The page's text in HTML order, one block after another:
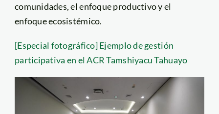
comunidades, el enfoque productivo y el
enfoque ecosistémico.
[Especial fotográfico] Ejemplo de gestión
participativa en el ACR Tamshiyacu Tahuayo